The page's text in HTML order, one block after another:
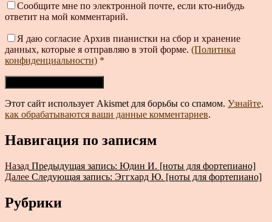
Сообщите мне по электронной почте, если кто-нибудь
ответит на мой комментарий.
Я даю согласие Архив пианистки на сбор и хранение
данных, которые я отправляю в этой форме. (Политика
конфиденциальности) *
Этот сайт использует Akismet для борьбы со спамом. Узнайте,
как обрабатываются ваши данные комментариев.
Навигация по записям
Назад Предыдущая запись: Юдин И. [ноты для фортепиано]
Далее Следующая запись: Эггхард Ю. [ноты для фортепиано]
Рубрики